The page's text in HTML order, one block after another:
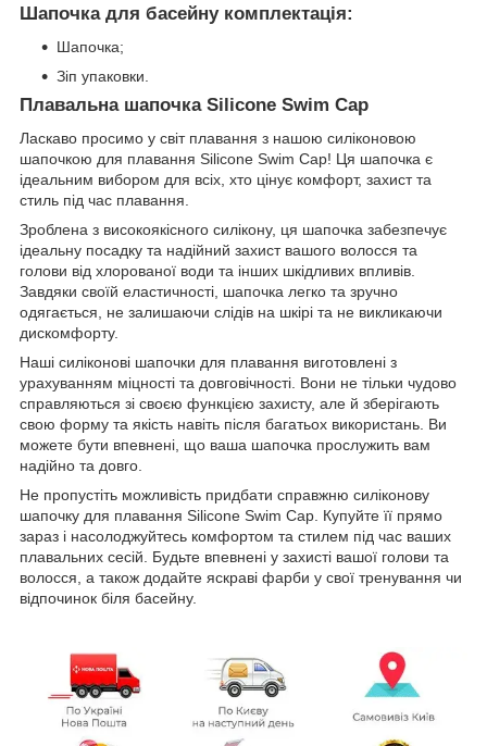
Шапочка для басейну комплектація:
Шапочка;
Зіп упаковки.
Плавальна шапочка Silicone Swim Cap
Ласкаво просимо у світ плавання з нашою силіконовою
шапочкою для плавання Silicone Swim Cap! Ця шапочка є
ідеальним вибором для всіх, хто цінує комфорт, захист та
стиль під час плавання.
Зроблена з високоякісного силікону, ця шапочка забезпечує
ідеальну посадку та надійний захист вашого волосся та
голови від хлорованої води та інших шкідливих впливів.
Завдяки своїй еластичності, шапочка легко та зручно
одягається, не залишаючи слідів на шкірі та не викликаючи
дискомфорту.
Наші силіконові шапочки для плавання виготовлені з
урахуванням міцності та довговічності. Вони не тільки чудово
справляються зі своєю функцією захисту, але й зберігають
свою форму та якість навіть після багатьох використань. Ви
можете бути впевнені, що ваша шапочка прослужить вам
надійно та довго.
Не пропустіть можливість придбати справжню силіконову
шапочку для плавання Silicone Swim Cap. Купуйте її прямо
зараз і насолоджуйтесь комфортом та стилем під час ваших
плавальних сесій. Будьте впевнені у захисті вашої голови та
волосся, а також додайте яскраві фарби у свої тренування чи
відпочинок біля басейну.